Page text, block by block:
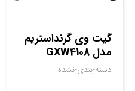
گیت وی گرنداستریم
مدل GXW4108
دسته-بندی-نشده